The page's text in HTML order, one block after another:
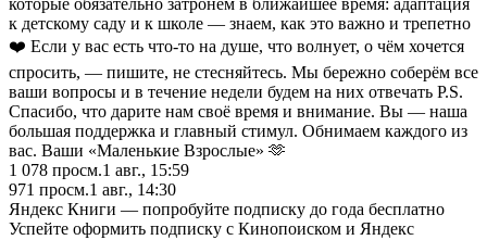
к детскому саду и к школе — знаем, как это важно и трепетно
❤️ Если у вас есть что-то на душе, что волнует, о чём хочется
спросить, — пишите, не стесняйтесь. Мы бережно соберём все
ваши вопросы и в течение недели будем на них отвечать P.S.
Спасибо, что дарите нам своё время и внимание. Вы — наша
большая поддержка и главный стимул. Обнимаем каждого из
вас. Ваши «Маленькие Взрослые» 🫶
1 078 просм.1 авг., 15:59
971 просм.1 авг., 14:30
Яндекс Книги — попробуйте подписку до года бесплатно
Успейте оформить подписку с Кинопоиском и Яндекс